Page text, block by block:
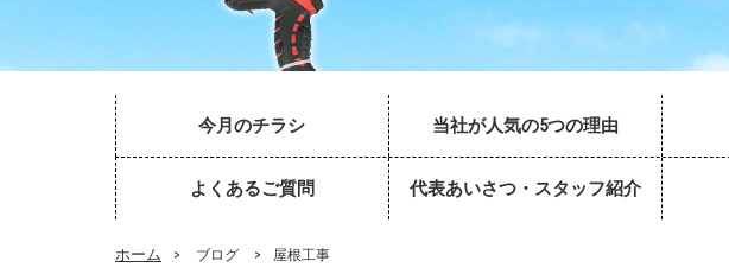
今月のチラシ 当社が人気の5つの理由
よくあるご質問 代表あいさつ・スタッフ紹介
ホーム > ブログ > 屋根工事